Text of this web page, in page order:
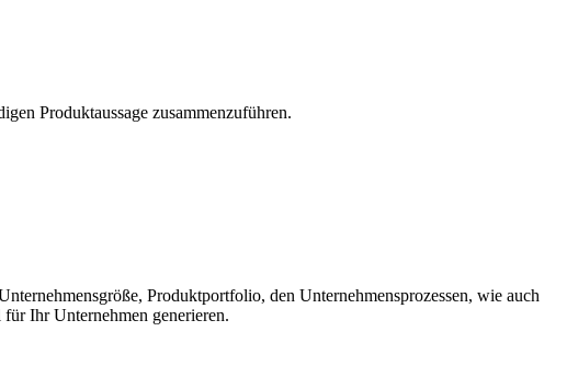
Produktaussage zusammenzuführen.
Produktportfolio, den Unternehmensprozessen, wie auch
Ihr Unternehmen generieren.